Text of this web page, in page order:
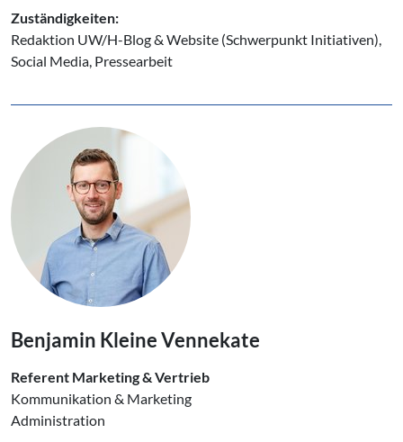
Zuständigkeiten:
Redaktion UW/H-Blog & Website (Schwerpunkt Initiativen),
Social Media, Pressearbeit
Benjamin Kleine Vennekate
Referent Marketing & Vertrieb
Kommunikation & Marketing
Administration